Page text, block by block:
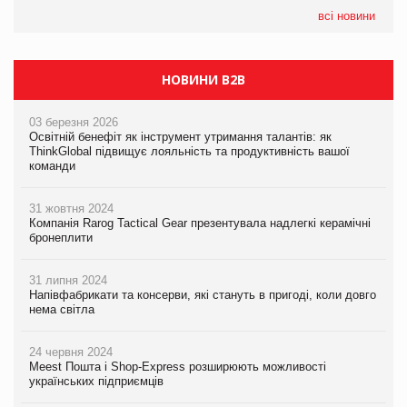
всі новини
НОВИНИ B2B
03 березня 2026
Освітній бенефіт як інструмент утримання талантів: як
ThinkGlobal підвищує лояльність та продуктивність вашої
команди
31 жовтня 2024
Компанія Rarog Tactical Gear презентувала надлегкі керамічні
бронеплити
31 липня 2024
Напівфабрикати та консерви, які стануть в пригоді, коли довго
нема світла
24 червня 2024
Meest Пошта і Shop-Express розширюють можливості
українських підприємців